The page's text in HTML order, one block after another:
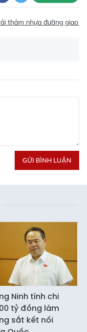
thảm nhựa đường giao
GỬI BÌNH LUẬN
Ninh tính chi
tỷ đồng làm
sắt kết nối